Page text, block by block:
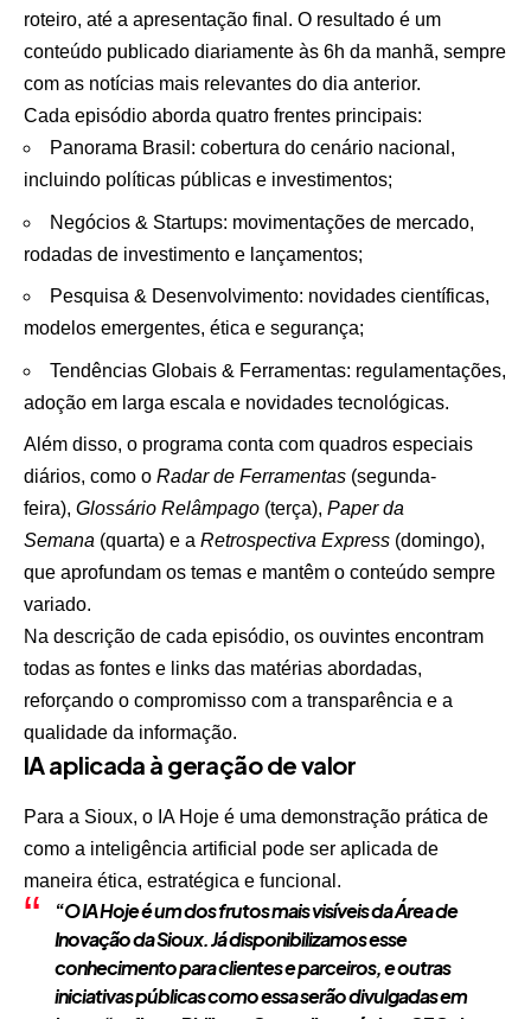
roteiro, até a apresentação final. O resultado é um
conteúdo publicado diariamente às 6h da manhã, sempre
com as notícias mais relevantes do dia anterior.
Cada episódio aborda quatro frentes principais:
Panorama Brasil: cobertura do cenário nacional,
incluindo políticas públicas e investimentos;
Negócios & Startups: movimentações de mercado,
rodadas de investimento e lançamentos;
Pesquisa & Desenvolvimento: novidades científicas,
modelos emergentes, ética e segurança;
Tendências Globais & Ferramentas: regulamentações,
adoção em larga escala e novidades tecnológicas.
Além disso, o programa conta com quadros especiais
diários, como o Radar de Ferramentas (segunda-
feira), Glossário Relâmpago (terça), Paper da
Semana (quarta) e a Retrospectiva Express (domingo),
que aprofundam os temas e mantêm o conteúdo sempre
variado.
Na descrição de cada episódio, os ouvintes encontram
todas as fontes e links das matérias abordadas,
reforçando o compromisso com a transparência e a
qualidade da informação.
IA aplicada à geração de valor
Para a Sioux, o IA Hoje é uma demonstração prática de
como a inteligência artificial pode ser aplicada de
maneira ética, estratégica e funcional.
“O IA Hoje é um dos frutos mais visíveis da Área de
Inovação da Sioux. Já disponibilizamos esse
conhecimento para clientes e parceiros, e outras
iniciativas públicas como essa serão divulgadas em